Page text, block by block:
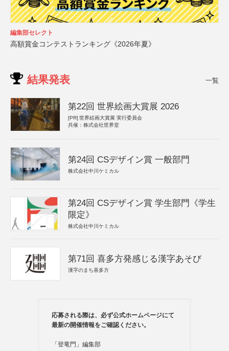
編集部セレクト
高額賞金コンテストランキング《2026年夏》
結果発表 一覧
第22回 世界絵画大賞展 2026
[PR] 世界絵画大賞展 実行委員会
共催：株式会社世界堂
第24回 CSデザイン賞 一般部門
株式会社中川ケミカル
第24回 CSデザイン賞 学生部門《学生
限定》
株式会社中川ケミカル
第71回 喜多方発感じる漢字あそび
漢字のまち喜多方
応募される際は、必ず公式ホームページにて
最新の開催情報をご確認ください。
「登竜門」編集部